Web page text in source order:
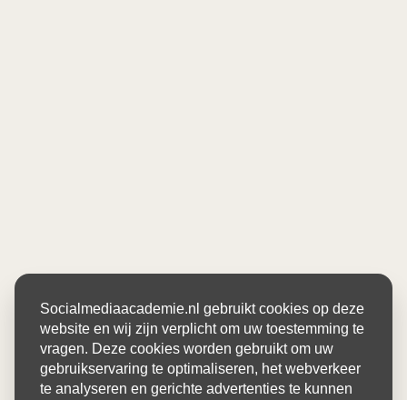
Socialmediaacademie.nl gebruikt cookies op deze
website en wij zijn verplicht om uw toestemming te
vragen. Deze cookies worden gebruikt om uw
gebruikservaring te optimaliseren, het webverkeer
te analyseren en gerichte advertenties te kunnen